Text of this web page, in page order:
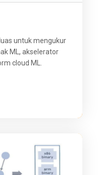
untuk mengukur
ML, akselerator
cloud ML.